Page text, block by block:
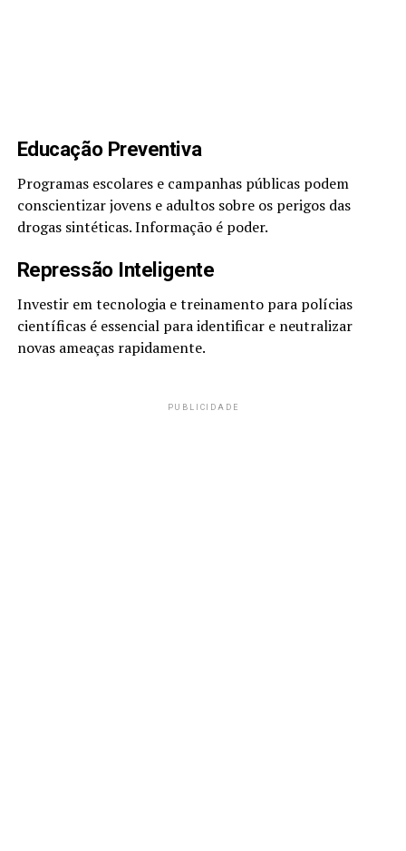
Educação Preventiva
Programas escolares e campanhas públicas podem
conscientizar jovens e adultos sobre os perigos das
drogas sintéticas. Informação é poder.
Repressão Inteligente
Investir em tecnologia e treinamento para polícias
científicas é essencial para identificar e neutralizar
novas ameaças rapidamente.
PUBLICIDADE